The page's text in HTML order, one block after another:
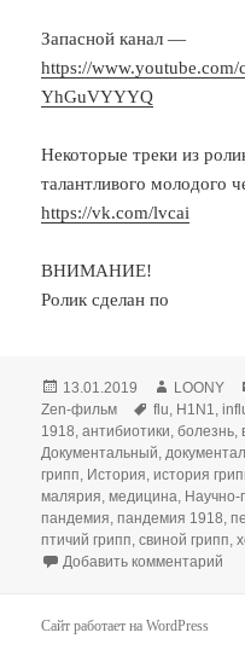
Запасной канал —
https://
YhGuVYYYQ
Некоторые треки из
талантливого молодого
https://vk.com/lvcai
ВНИМАНИЕ!
Ролик сделан по
Опубликовано
13.01.2019 Автор
LOONY
Zen-фильм
Метки
flu, H1N1,
1918,антибиотики,болезнь,
Документальный,
грипп, История,история
малярия,медицина,
пандемия,пандемия 1918,
птичий грипп,свиной грипп,
Добавить комментарий
Сайт работает на WordPress